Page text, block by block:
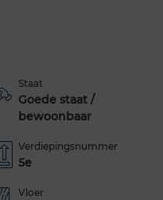
Staat
Goede staat /
bewoonbaar
Verdiepingsnummer
5e
Vloer